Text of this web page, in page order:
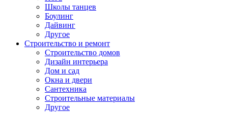
Школы танцев
Боулинг
Дайвинг
Другое
Строительство и ремонт
Строительство домов
Дизайн интерьера
Дом и сад
Окна и двери
Сантехника
Строительные материалы
Другое